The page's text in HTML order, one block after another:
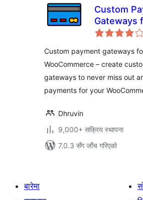
Custom
Gateways
Custom payment gateways
WooCommerce – create
gateways to never miss out
payments for your
Dhruvin
9,000+ सक्रिय स्थापना
7.0.3 सँग जाँच गरिएको
बारेमा